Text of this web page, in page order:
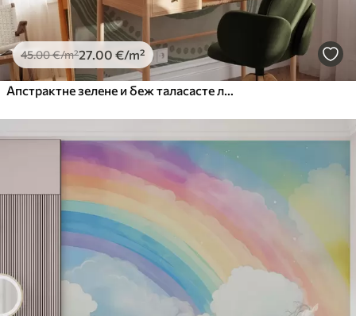
45.00€/m²27 .00 €/m²